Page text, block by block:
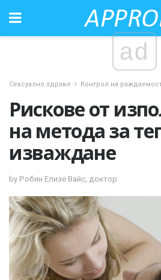
ad
Сексуално здраве Контрол на
Рискове от
на метода за
изваждане
by Робин Елизе Вайс, доктор